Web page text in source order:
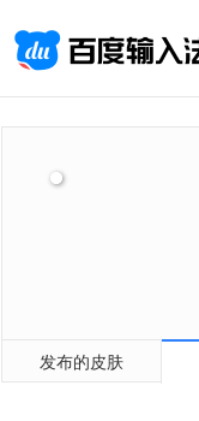
发布的皮肤